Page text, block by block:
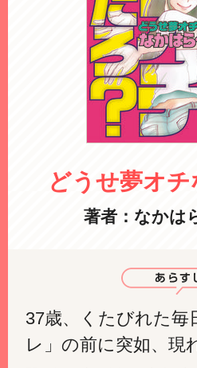
どうせ夢オチ
著者：なかは
37歳、くたびれた毎
レ」の前に突如、現